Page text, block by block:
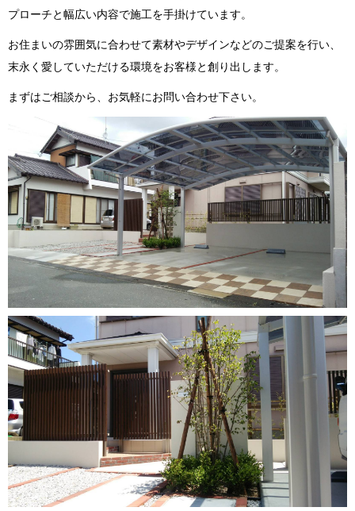
プローチと幅広い内容で施工を手掛けています。
お住まいの雰囲気に合わせて素材やデザインなどのご提案を行い、
末永く愛していただける環境をお客様と創り出します。
まずはご相談から、お気軽にお問い合わせ下さい。